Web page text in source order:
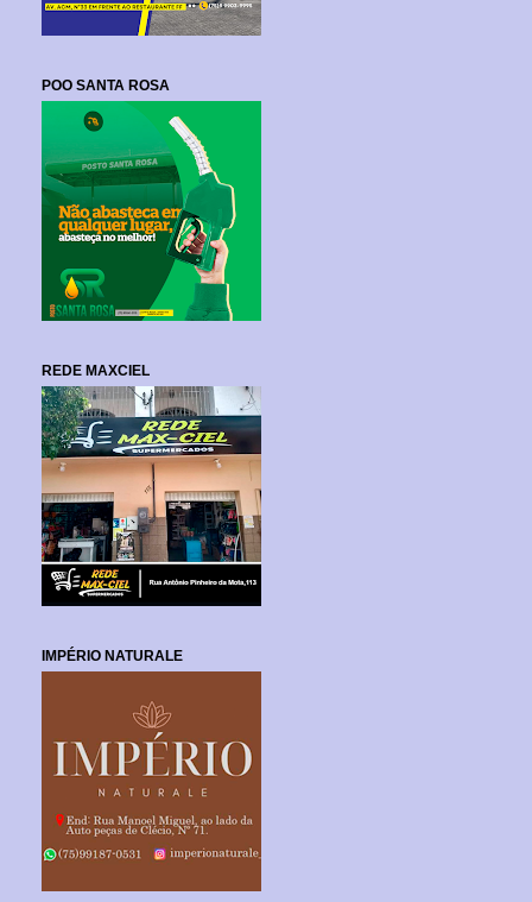
POO SANTA ROSA
REDE MAXCIEL
IMPÉRIO NATURALE